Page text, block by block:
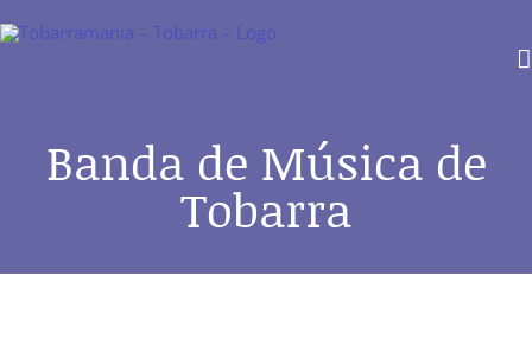
Banda de Música de
Tobarra